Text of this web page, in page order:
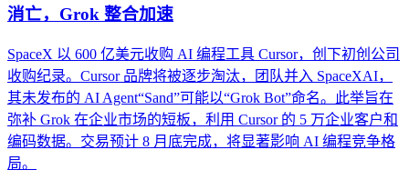
消亡，Grok 整合加速
SpaceX 以 600 亿美元收购 AI 编程工具 Cursor，创下初创公司
收购纪录。Cursor 品牌将被逐步淘汰，团队并入 SpaceXAI，
其未发布的 AI Agent“Sand”可能以“Grok Bot”命名。此举旨在
弥补 Grok 在企业市场的短板，利用 Cursor 的 5 万企业客户和
编码数据。交易预计 8 月底完成，将显著影响 AI 编程竞争格
局。